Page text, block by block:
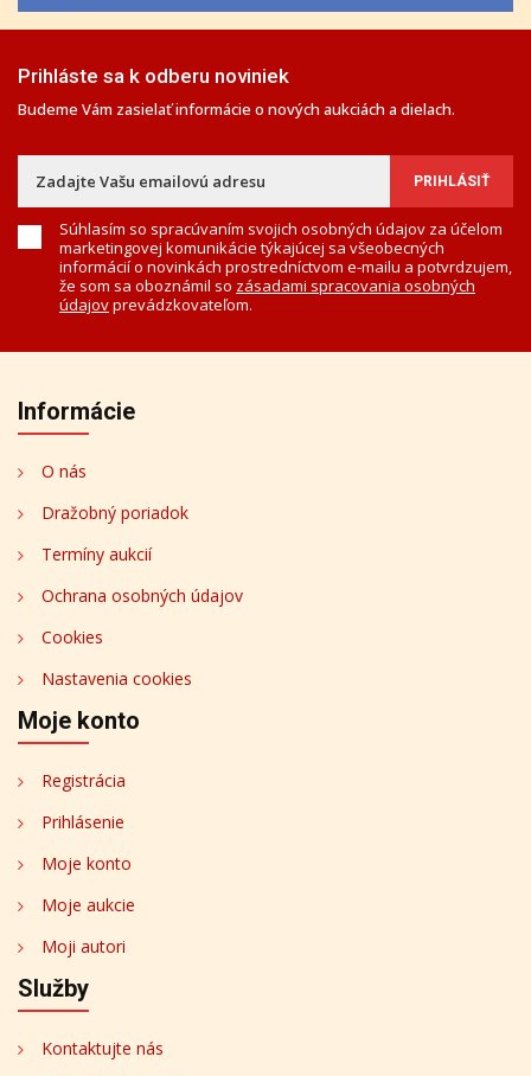
Prihláste sa k odberu noviniek
Budeme Vám zasielať informácie o nových aukciách a dielach.
Súhlasím so spracúvaním svojich osobných údajov za účelom
marketingovej komunikácie týkajúcej sa všeobecných
informácií o novinkách prostredníctvom e-mailu a potvrdzujem,
že som sa oboznámil so zásadami spracovania osobných
údajovprevádzkovateľom.
Informácie
O nás
Dražobný poriadok
Termíny aukcií
Ochrana osobných údajov
Cookies
Nastavenia cookies
Moje konto
Registrácia
Prihlásenie
Moje konto
Moje aukcie
Moji autori
Služby
Kontaktujte nás